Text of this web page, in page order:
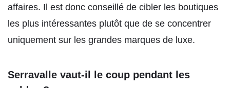
affaires. Il est donc conseillé de cibler les boutiques
les plus intéressantes plutôt que de se concentrer
uniquement sur les grandes marques de luxe.
Serravalle vaut-il le coup pendant les